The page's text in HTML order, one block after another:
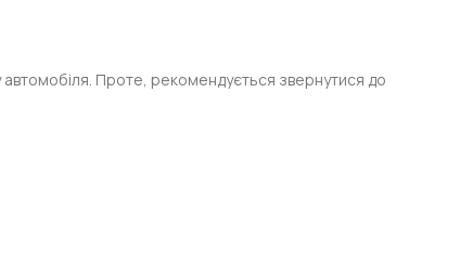
Проте, рекомендується звернутися до